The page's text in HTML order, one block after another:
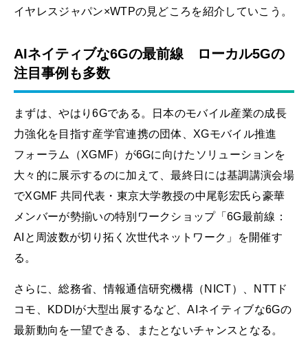
イヤレスジャパン×WTPの見どころを紹介していこう。
AIネイティブな6Gの最前線 ローカル5Gの
注目事例も多数
まずは、やはり6Gである。日本のモバイル産業の成長
力強化を目指す産学官連携の団体、XGモバイル推進
フォーラム（XGMF）が6Gに向けたソリューションを
大々的に展示するのに加えて、最終日には基調講演会場
でXGMF 共同代表・東京大学教授の中尾彰宏氏ら豪華
メンバーが勢揃いの特別ワークショップ「6G最前線：
AIと周波数が切り拓く次世代ネットワーク」を開催す
る。
さらに、総務省、情報通信研究機構（NICT）、NTTド
コモ、KDDIが大型出展するなど、AIネイティブな6Gの
最新動向を一望できる、またとないチャンスとなる。